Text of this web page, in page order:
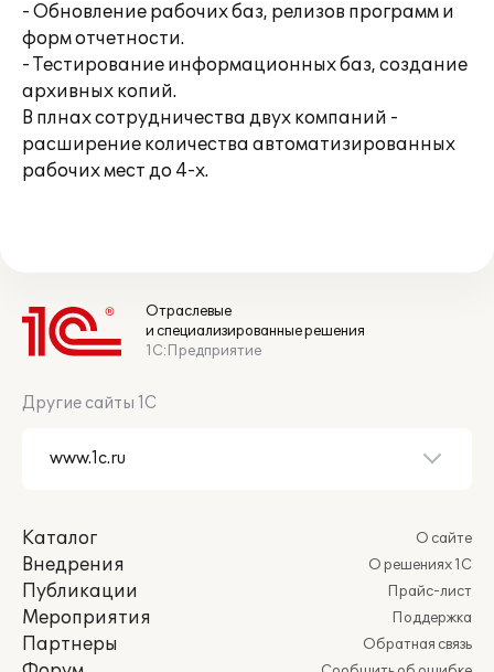
- Обновление рабочих баз, релизов программ и
форм отчетности.
- Тестирование информационных баз, создание
архивных копий.
В плнах сотрудничества двух компаний -
расширение количества автоматизированных
рабочих мест до 4-х.
Отраслевые
и специализированные решения
1С:Предприятие
Другие сайты 1С
Каталог
Внедрения
Публикации
Мероприятия
Партнеры
О сайте
О решениях 1С
Прайс-лист
Поддержка
Обратная связь